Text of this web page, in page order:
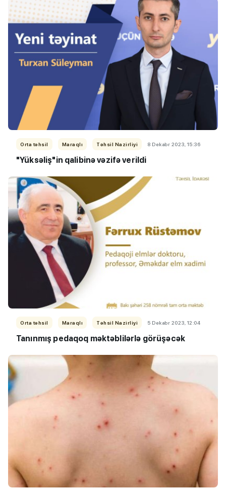
Orta təhsil Maraqlı Təhsil Nazirliyi 8 Dekabr 2023, 15:36
"Yüksəliş"in qalibinə vəzifə verildi
Orta təhsil Maraqlı Təhsil Nazirliyi 5 Dekabr 2023, 12:04
Tanınmış pedaqoq məktəblilərlə görüşəcək